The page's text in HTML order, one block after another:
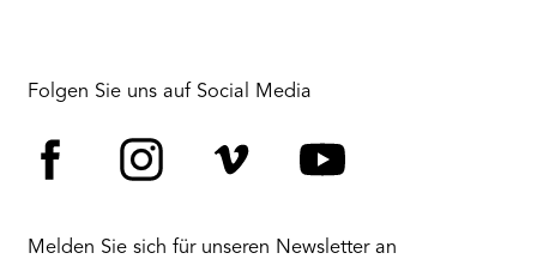
Folgen Sie uns auf Social Media
Melden Sie sich für unseren Newsletter an